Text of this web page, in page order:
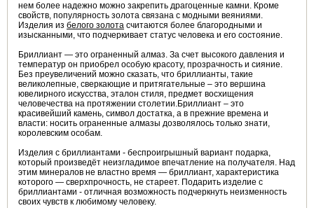
нем более надежно можно закрепить драгоценные камни. Кроме
свойств, популярность золота связана с модными веяниями.
Изделия из белого золота считаются более благородными и
изысканными, что подчеркивает статус человека и его состояние.
Бриллиант — это ограненный алмаз. За счет высокого давления и
температур он приобрел особую красоту, прозрачность и сияние.
Без преувеличений можно сказать, что бриллианты, такие
великолепные, сверкающие и притягательные – это вершина
ювелирного искусства, эталон стиля, предмет восхищения
человечества на протяжении столетии.Бриллиант – это
красивейший камень, символ достатка, а в прежние времена и
власти: носить ограненные алмазы дозволялось только знати,
королевским особам.
Изделия с бриллиантами - беспроигрышный вариант подарка,
который произведёт неизгладимое впечатление на получателя. Над
этим минералов не властно время — бриллиант, характеристика
которого — сверхпрочность, не стареет. Подарить изделие с
бриллиантами - отличная возможность подчеркнуть неизменность
своих чувств к любимому человеку.